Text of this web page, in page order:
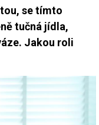
se tímto
tučná jídla,
Jakou roli